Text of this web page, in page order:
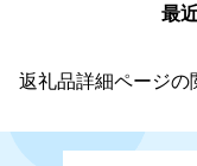
最
返礼品詳細ページの